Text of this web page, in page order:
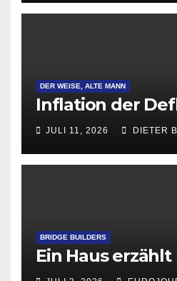
DER WEISE, ALTE MANN
Inflation der
JULI 11, 2026 DIETER
BRIDGE BUILDERS
Ein Haus erzählt